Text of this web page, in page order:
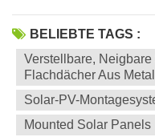
BELIEBTE TAGS :
Verstellbare,
Flachdächer Aus Metall
Solar-PV-
Mounted Solar Panels